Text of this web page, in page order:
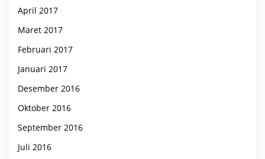
April 2017
Maret 2017
Februari 2017
Januari 2017
Desember 2016
Oktober 2016
September 2016
Juli 2016